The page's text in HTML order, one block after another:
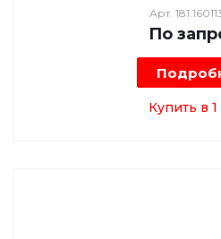
Арт.
По запр
Купить в